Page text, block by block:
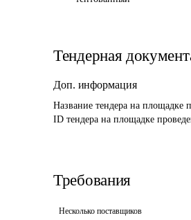
Тендерная
Доп. информация
Название тендера на площадке
ID тендера на площадке
Требования
Несколько поставщиков